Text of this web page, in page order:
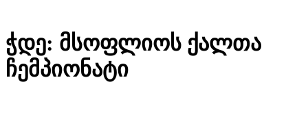
ჭდე: მსოფლიოს ქალთა
ჩემპიონატი